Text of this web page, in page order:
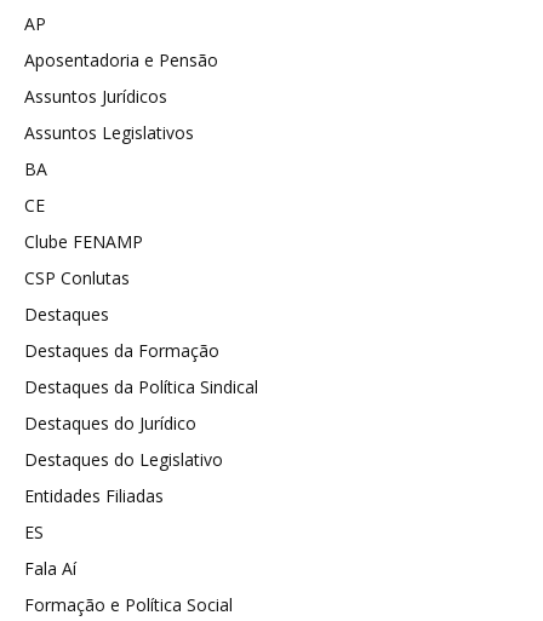
AP
Aposentadoria e Pensão
Assuntos Jurídicos
Assuntos Legislativos
BA
CE
Clube FENAMP
CSP Conlutas
Destaques
Destaques da Formação
Destaques da Política Sindical
Destaques do Jurídico
Destaques do Legislativo
Entidades Filiadas
ES
Fala Aí
Formação e Política Social